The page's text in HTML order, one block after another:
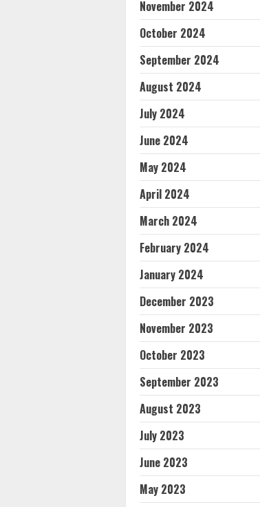
November 2024
October 2024
September 2024
August 2024
July 2024
June 2024
May 2024
April 2024
March 2024
February 2024
January 2024
December 2023
November 2023
October 2023
September 2023
August 2023
July 2023
June 2023
May 2023